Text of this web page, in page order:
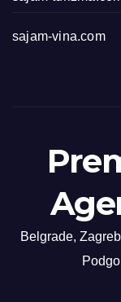
sajam-vina.com
Belgrade,